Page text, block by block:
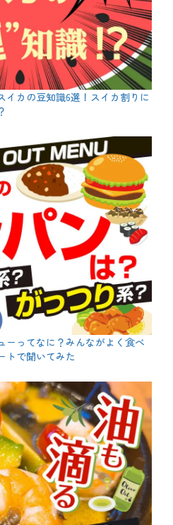
イカの豆知識6選！スイカ割りに
ーってなに？みんながよく食べ
トで聞いてみた